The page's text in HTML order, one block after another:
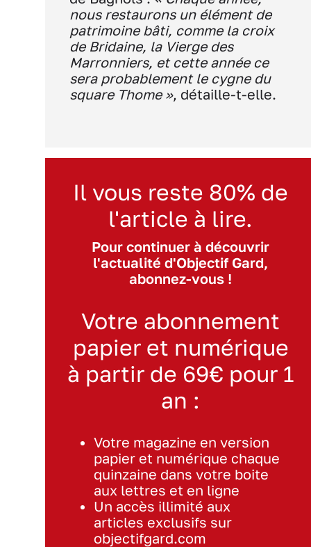
nous restaurons un élément de
patrimoine bâti, comme la croix
de Bridaine, la Vierge des
Marronniers, et cette année ce
sera probablement le cygne du
square Thome », détaille-t-elle.
Il vous reste 80% de
l'article à lire.
Pour continuer à découvrir
l'actualité d'Objectif Gard,
abonnez-vous !
Votre abonnement
papier et numérique
à partir de 69€ pour 1
an :
Votre magazine en version
papier et numérique chaque
quinzaine dans votre boite
aux lettres et en ligne
Un accès illimité aux
articles exclusifs sur
objectifgard.com